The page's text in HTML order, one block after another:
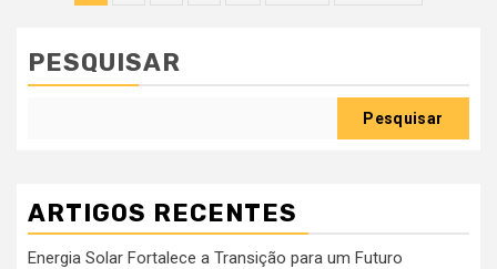
conteúdos
PESQUISAR
Pesquisar
ARTIGOS RECENTES
Energia Solar Fortalece a Transição para um Futuro